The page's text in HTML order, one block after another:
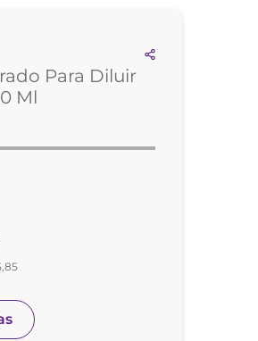
Para Diluir
Ml
,85